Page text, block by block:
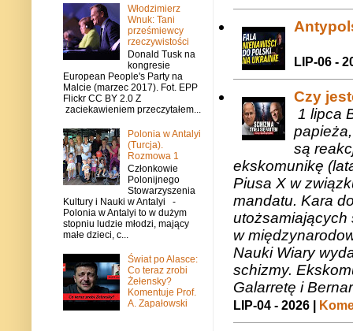
LIP-06 -
Czy
1 lipca
są
ekskomunikę
Piusa X w
mandatu. Kara
utożsamiających
w
Nauki Wiary
schizmy.
Galarretę i
LIP-04 - 2026 |
Włodzimierz
Wnuk: Tani
prześmiewcy
rzeczywistości
Donald Tusk na
kongresie
European People's Party na
Malcie (marzec 2017). Fot. EPP
Flickr CC BY 2.0 Z
zaciekawieniem przeczytałem...
Polonia w Antalyi
(Turcja).
Rozmowa 1
Członkowie
Polonijnego
Stowarzyszenia
Kultury i Nauki w Antalyi -
Polonia w Antalyi to w dużym
stopniu ludzie młodzi, mający
małe dzieci, c...
Świat po Alasce:
Co teraz zrobi
Żełensky?
Komentuje Prof.
A. Zapałowski